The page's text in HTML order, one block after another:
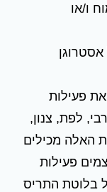
ו/או
אסטרוגן
את פעילות
לפת, צנון,
האלה מכילים
פעילות
בלוטת התריס